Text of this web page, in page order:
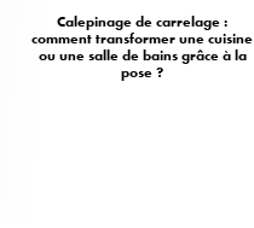
Calepinage de carrelage :
comment transformer une cuisine
ou une salle de bains grâce à la
pose ?